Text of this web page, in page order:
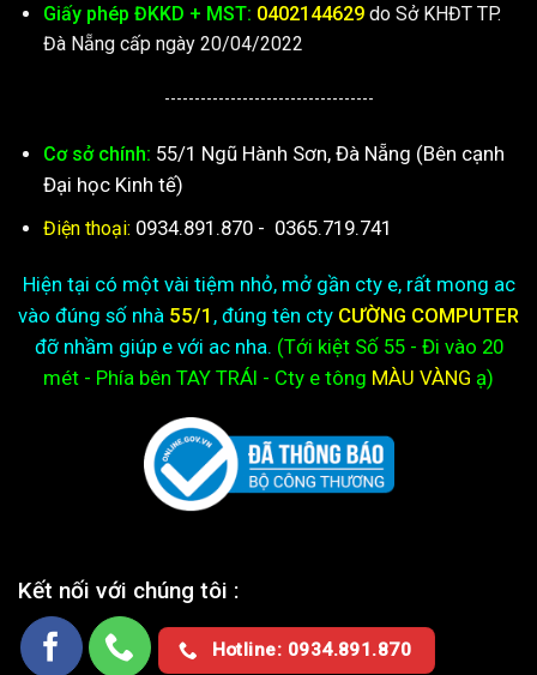
Giấy phép ĐKKD + MST: 0402144629do Sở KHĐT TP.
Đà Nẵng cấp ngày 20/04/2022
-----------------------------------
Cơ sở chính: 55/1 Ngũ Hành Sơn, Đà Nẵng (Bên cạnh
Đại học Kinh tế)
Điện thoại: 0934.891.870 - 0365.719.741
Hiện tại có một vài tiệm nhỏ, mở gần cty e, rất mong ac
vào đúng số nhà 55/1 , đúng tên cty CƯỜNG COMPUTER
đỡ nhầm giúp e với ac nha. (Tới kiệtSố 55 - Đi vào 20
mét - Phía bên TAY TRÁI - Cty e tông MÀU VÀNG ạ)
Kết nối với chúng tôi :
Hotline: 0934.891.870